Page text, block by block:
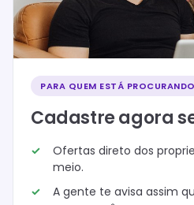
PARA QUEM ESTÁ PROCURANDO
Cadastre agora
Ofertas direto dos
meio.
A gente te avisa assim